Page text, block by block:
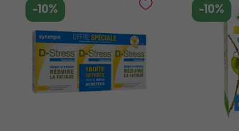
-10% -10%